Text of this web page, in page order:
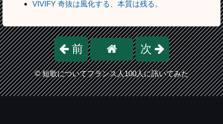
VIVIFY 奇抜は風化する、本質は残る。
前 次
©短歌についてフランス人100人に訊いてみた